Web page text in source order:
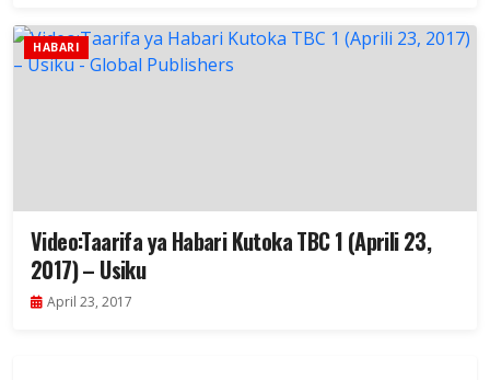
HABARI
Video:Taarifa ya Habari Kutoka TBC 1 (Aprili 23,
2017) – Usiku
April 23, 2017